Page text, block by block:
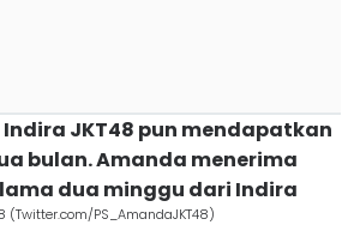
JKT48 pun mendapatkan
bulan. Amanda menerima
dua minggu dari Indira
(Twitter.com/PS_AmandaJKT48)